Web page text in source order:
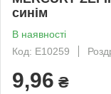
синім
В наявності
Код: E10259
9,96 ₴